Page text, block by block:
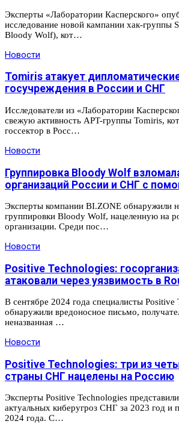
Эксперты «Лаборатории Касперского»
исследование новой кампании хак-группы
Bloody Wolf), кот…
Новости
Tomiris атакует
госучреждения в России и СНГ
Исследователи из «Лаборатории
свежую активность APT-группы Tomiris,
госсектор в Росс…
Новости
Группировка Bloody Wolf
организаций России и СНГ с
Эксперты компании BI.ZONE обнаружили
группировки Bloody Wolf, нацеленную на
организации. Среди пос…
Новости
Positive Technologies:
атаковали через уязвимость в
В сентябре 2024 года специалисты Positive
обнаружили вредоносное письмо,
неназванная …
Новости
Positive Technologies: три из
страны СНГ нацелены на Россию
Эксперты Positive Technologies
актуальных киберугроз СНГ за 2023 год и
2024 года. С…